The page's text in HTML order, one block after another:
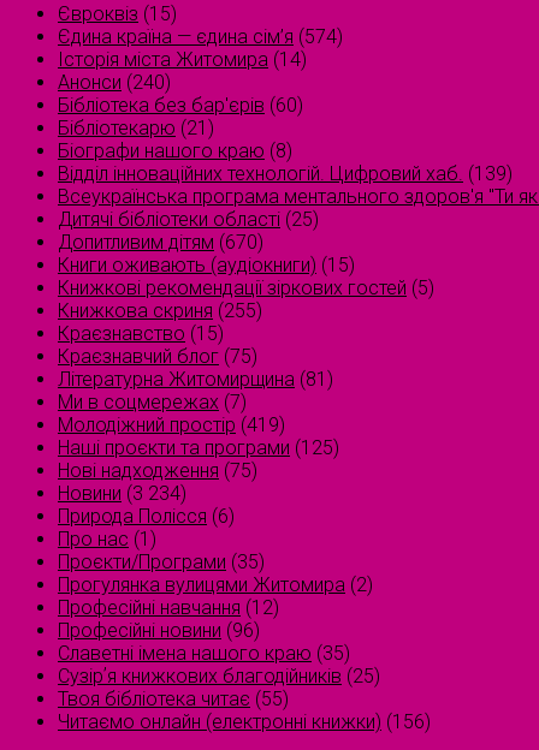
Євроквіз (15)
Єдина країна — єдина сім’я (574)
Історія міста Житомира (14)
Анонси (240)
Бібліотека без бар'єрів (60)
Бібліотекарю (21)
Біографи нашого краю (8)
Відділ інноваційних технологій. Цифровий хаб. (139)
Всеукраїнська програма ментального здоров'я "Ти
Дитячі бібліотеки області (25)
Допитливим дітям (670)
Книги оживають (аудіокниги) (15)
Книжкові рекомендації зіркових гостей (5)
Книжкова скриня (255)
Краєзнавство (15)
Краєзнавчий блог (75)
Літературна Житомирщина (81)
Ми в соцмережах (7)
Молодіжний простір (419)
Наші проєкти та програми (125)
Нові надходження (75)
Новини (3 234)
Природа Полісся (6)
Про нас (1)
Проєкти/Програми (35)
Прогулянка вулицями Житомира (2)
Професійні навчання (12)
Професійні новини (96)
Славетні імена нашого краю (35)
Сузірʼя книжкових благодійників (25)
Твоя бібліотека читає (55)
Читаємо онлайн (електронні книжки) (156)